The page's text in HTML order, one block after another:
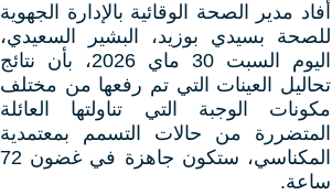
أفاد مدير الصحة الوقائية بالإدارة الجهوية
للصحة بسيدي بوزيد، البشير السعيدي،
اليوم السبت 30 ماي 2026، بأن نتائج
تحاليل العينات التي تم رفعها من مختلف
مكونات الوجبة التي تناولتها العائلة
المتضررة من حالات التسمم بمعتمدية
المكناسي، ستكون جاهزة في غضون 72
ساعة.